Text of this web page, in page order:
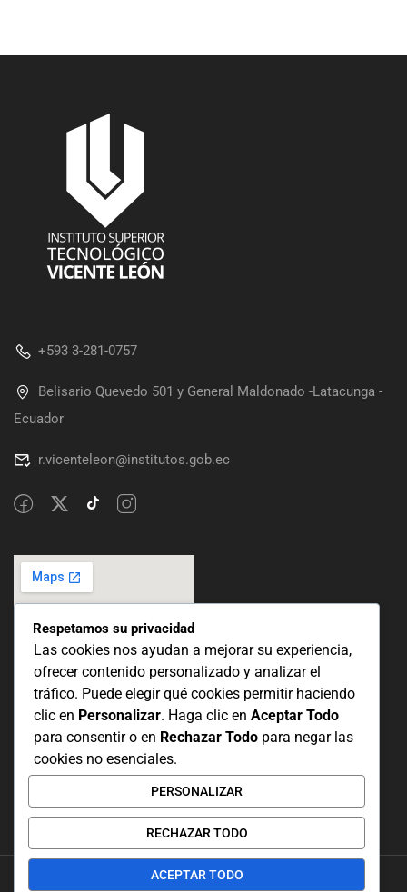
+593 3-281-0757
Belisario Quevedo 501 y General Maldonado -Latacunga -
Ecuador
r.vicenteleon@institutos.gob.ec
Respetamos su privacidad
Las cookies nos ayudan a mejorar su experiencia,
ofrecer contenido personalizado y analizar el
tráfico. Puede elegir qué cookies permitir haciendo
clic en Personalizar. Haga clic en Aceptar Todo
para consentir o en Rechazar Todo para negar las
cookies no esenciales.
PERSONALIZAR
RECHAZAR TODO
ACEPTAR TODO